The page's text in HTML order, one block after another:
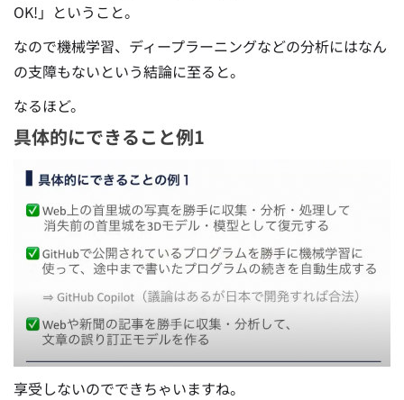
OK!」ということ。
なので機械学習、ディープラーニングなどの分析にはなん
の支障もないという結論に至ると。
なるほど。
具体的にできること例1
享受しないのでできちゃいますね。